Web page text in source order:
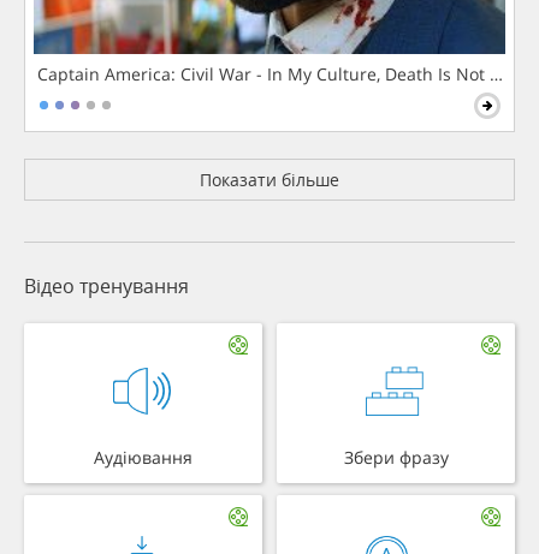
Captain America: Civil War - In My Culture, Death Is Not The
Показати більше
Відео тренування
Аудіювання Збери фразу